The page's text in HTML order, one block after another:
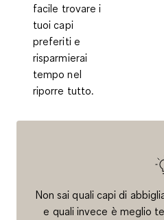
facile trovare i
tuoi capi
preferiti e
risparmierai
tempo nel
riporre tutto.
Non sai quali capi di
e quali invece è meglio